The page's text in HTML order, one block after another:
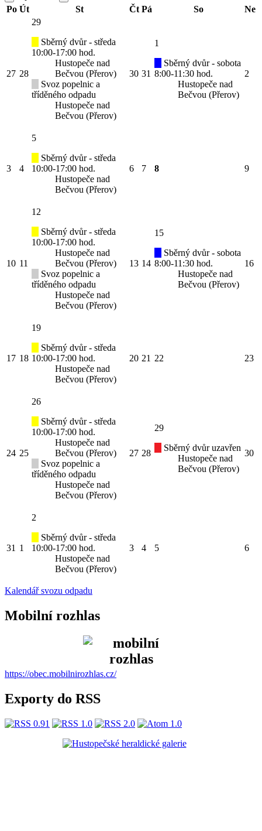
Po Út St Čt Pá So Ne
27 28
29
Sběrný dvůr - středa
10:00-17:00 hod.
Hustopeče nad
Bečvou (Přerov)
Svoz popelnic a
tříděného odpadu
Hustopeče nad
Bečvou (Přerov)
30 31
1
Sběrný dvůr - sobota
8:00-11:30 hod.
Hustopeče nad
Bečvou (Přerov)
2
3 4
5
Sběrný dvůr - středa
10:00-17:00 hod.
Hustopeče nad
Bečvou (Přerov)
6 7 8 9
10 11
12
Sběrný dvůr - středa
10:00-17:00 hod.
Hustopeče nad
Bečvou (Přerov)
Svoz popelnic a
tříděného odpadu
Hustopeče nad
Bečvou (Přerov)
13 14
15
Sběrný dvůr - sobota
8:00-11:30 hod.
Hustopeče nad
Bečvou (Přerov)
16
17 18
19
Sběrný dvůr - středa
10:00-17:00 hod.
Hustopeče nad
Bečvou (Přerov)
20 21 22 23
24 25
26
Sběrný dvůr - středa
10:00-17:00 hod.
Hustopeče nad
Bečvou (Přerov)
Svoz popelnic a
tříděného odpadu
Hustopeče nad
Bečvou (Přerov)
27 28
29
Sběrný dvůr uzavřen
Hustopeče nad
Bečvou (Přerov)
30
31 1
2
Sběrný dvůr - středa
10:00-17:00 hod.
Hustopeče nad
Bečvou (Přerov)
3 4 5 6
Kalendář svozu odpadu
Mobilní rozhlas
https://obec.mobilnirozhlas.cz/
Exporty do RSS